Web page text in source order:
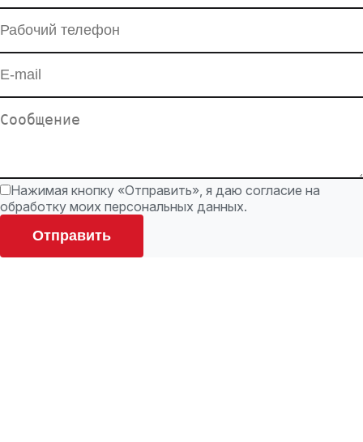
Нажимая кнопку «Отправить», я даю согласие на
обработку моих персональных данных.